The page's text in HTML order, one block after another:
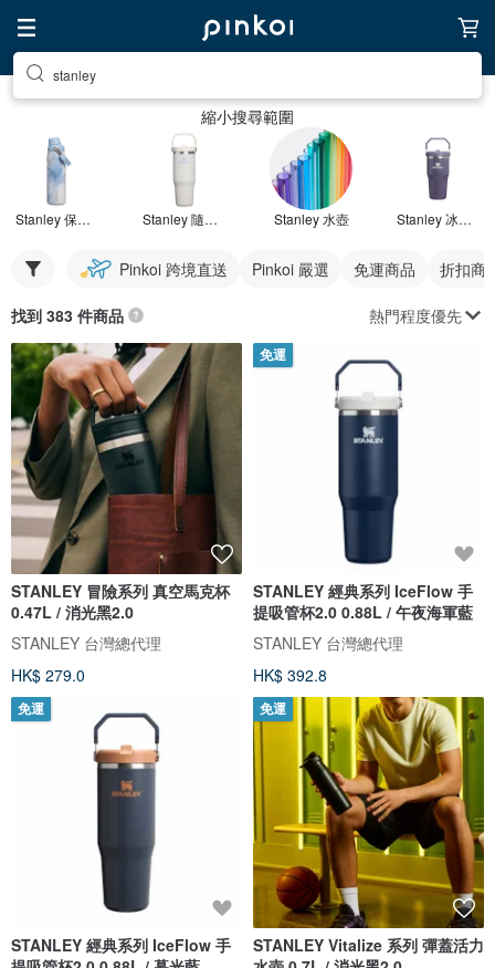
stanley
縮小搜尋範圍
Stanley 保溫瓶 Stanley 隨行杯 Stanley 水壺 Stanley 冰霸杯
Pinkoi 跨境直送 Pinkoi 嚴選 免運商品 折扣商
找到 383 件商品 熱門程度優先
STANLEY 冒險系列 真空馬克杯
0.47L / 消光黑2.0
STANLEY 台灣總代理
HK$ 279.0
免運
STANLEY 經典系列 IceFlow 手
提吸管杯2.0 0.88L / 午夜海軍藍
STANLEY 台灣總代理
HK$ 392.8
免運
STANLEY 經典系列 IceFlow 手
免運
STANLEY Vitalize 系列 彈蓋活力